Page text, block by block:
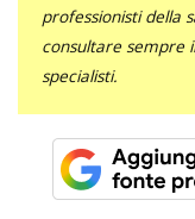
professionisti della
consultare sempre
specialisti.